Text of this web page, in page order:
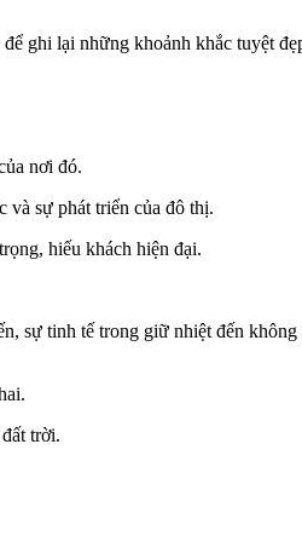
ghi lại những khoảnh khắc tuyệt
nơi đó.
và sự phát triển của đô thị.
hiếu khách hiện đại.
sự tinh tế trong giữ nhiệt đến
trời.